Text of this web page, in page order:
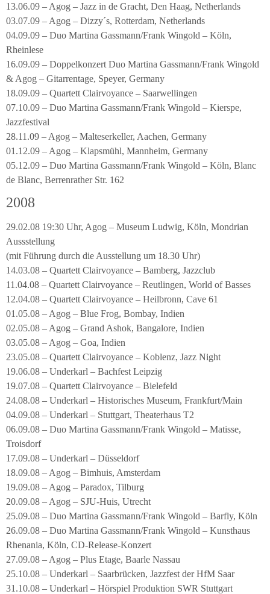
13.06.09 – Agog – Jazz in de Gracht, Den Haag, Netherlands
03.07.09 – Agog – Dizzy´s, Rotterdam, Netherlands
04.09.09 – Duo Martina Gassmann/Frank Wingold – Köln,
Rheinlese
16.09.09 – Doppelkonzert Duo Martina Gassmann/Frank Wingold
& Agog – Gitarrentage, Speyer, Germany
18.09.09 – Quartett Clairvoyance – Saarwellingen
07.10.09 – Duo Martina Gassmann/Frank Wingold – Kierspe,
Jazzfestival
28.11.09 – Agog – Malteserkeller, Aachen, Germany
01.12.09 – Agog – Klapsmühl, Mannheim, Germany
05.12.09 – Duo Martina Gassmann/Frank Wingold – Köln, Blanc
de Blanc, Berrenrather Str. 162
2008
29.02.08 19:30 Uhr, Agog – Museum Ludwig, Köln, Mondrian
Aussstellung
(mit Führung durch die Ausstellung um 18.30 Uhr)
14.03.08 – Quartett Clairvoyance – Bamberg, Jazzclub
11.04.08 – Quartett Clairvoyance – Reutlingen, World of Basses
12.04.08 – Quartett Clairvoyance – Heilbronn, Cave 61
01.05.08 – Agog – Blue Frog, Bombay, Indien
02.05.08 – Agog – Grand Ashok, Bangalore, Indien
03.05.08 – Agog – Goa, Indien
23.05.08 – Quartett Clairvoyance – Koblenz, Jazz Night
19.06.08 – Underkarl – Bachfest Leipzig
19.07.08 – Quartett Clairvoyance – Bielefeld
24.08.08 – Underkarl – Historisches Museum, Frankfurt/Main
04.09.08 – Underkarl – Stuttgart, Theaterhaus T2
06.09.08 – Duo Martina Gassmann/Frank Wingold – Matisse,
Troisdorf
17.09.08 – Underkarl – Düsseldorf
18.09.08 – Agog – Bimhuis, Amsterdam
19.09.08 – Agog – Paradox, Tilburg
20.09.08 – Agog – SJU-Huis, Utrecht
25.09.08 – Duo Martina Gassmann/Frank Wingold – Barfly, Köln
26.09.08 – Duo Martina Gassmann/Frank Wingold – Kunsthaus
Rhenania, Köln, CD-Release-Konzert
27.09.08 – Agog – Plus Etage, Baarle Nassau
25.10.08 – Underkarl – Saarbrücken, Jazzfest der HfM Saar
31.10.08 – Underkarl – Hörspiel Produktion SWR Stuttgart